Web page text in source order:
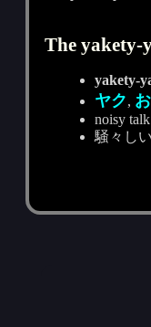
The yakety-
yakety-
ヤク,
noisy talk
騒々し